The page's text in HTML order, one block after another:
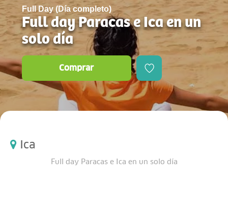
Full Day (Día completo)
Full day Paracas e Ica en un
solo día
Comprar
Ica
Full day Paracas e Ica en un solo día